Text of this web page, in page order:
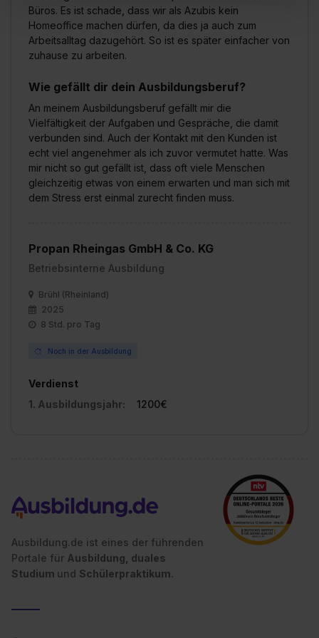
„Social Media und Marketing“ bist du auch damit
einverstanden, dass dir nach Setzen der Cookies externe
Inhalte (z.B. Videos oder Posts) angezeigt und hierfür
erforderliche personenbezogene Daten an Social Media
Eine Erlaubnis hierfür kannst du auch später noch im
Einzelfall bei dem jeweiligen Inhalt erteilen. Willst du nur
bestimmte Verwendungszwecke zulassen, triff deine
Auswahl über die Checkboxen und klick auf „Auswahl
erlauben“. Die Einwilligung zur Platzierung von Cookies
der Kategorien „Präferenzen“, „Statistiken“ und „Social
Media und Marketing“ umfasst hierbei die Einwilligung
angemessenes Datenschutzniveau (EuGH – Schrems
Wirkung für die Zukunft ganz oder teilweise über unsere
Datenschutzerklärung unter dem Punkt „Datenschutz-
Einstellungen“ widerrufen. Weitere Informationen zu den
einzelnen Cookies findest du durch Klick auf „Details
zeigen“. Weitere Informationen:
Büros. Es ist schade, dass wir als Azubis kein
Homeoffice machen dürfen, da dies ja auch zum
Arbeitsalltag dazugehört. So ist es später einfacher von
zuhause zu arbeiten.
Wie gefällt dir dein Ausbildungsberuf?
An meinem Ausbildungsberuf gefällt mir die
Vielfältigkeit der Aufgaben und Gespräche, die damit
verbunden sind. Auch der Kontakt mit den Kunden ist
echt viel angenehmer als ich zuvor vermutet hatte. Was
mir nicht so gut gefällt ist, dass oft viele Menschen
gleichzeitig etwas von einem erwarten und man sich mit
dem Stress erst einmal zurecht finden muss.
Propan Rheingas GmbH & Co. KG
Betriebsinterne Ausbildung
Brühl (Rheinland)
2025
8 Std. pro Tag
Noch in der Ausbildung
Verdienst
1. Ausbildungsjahr:
1200€
Ausbildung.de ist eines der führenden
Portale für Ausbildung, duales
Studium und Schülerpraktikum.